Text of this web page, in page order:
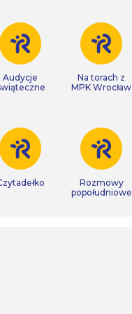
Audycje
Na torach z
MPK Wrocław
Rozmowy
popołudniowe